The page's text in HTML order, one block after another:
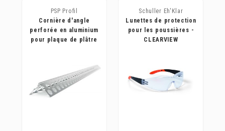
PSP Profil
Cornière d'angle
perforée en aluminium
pour plaque de plâtre
Schuller Eh'Klar
Lunettes de protection
pour les poussières -
CLEARVIEW